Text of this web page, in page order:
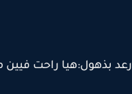
رعد بذهول:هيا راحت